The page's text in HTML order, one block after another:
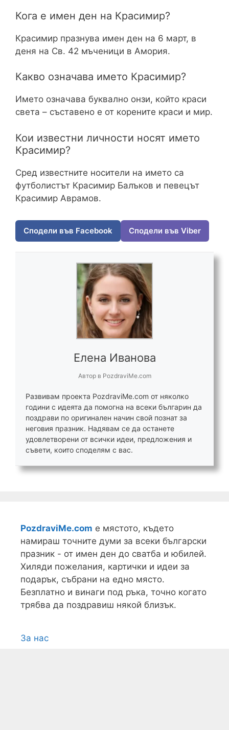
Кога е имен ден на Красимир?
Красимир празнува имен ден на 6 март, в
деня на Св. 42 мъченици в Амория.
Какво означава името Красимир?
Името означава буквално онзи, който краси
света – съставено е от корените краси и мир.
Кои известни личности носят името
Красимир?
Сред известните носители на името са
футболистът Красимир Балъков и певецът
Красимир Аврамов.
Сподели във Facebook Сподели във Viber
Елена Иванова
Автор в PozdraviMe.com
Развивам проекта PozdraviMe.com от няколко
години с идеята да помогна на всеки българин да
поздрави по оригинален начин свой познат за
неговия празник. Надявам се да останете
удовлетворени от всички идеи, предложения и
съвети, които споделям с вас.
PozdraviMe.com е мястото, където
намираш точните думи за всеки български
празник - от имен ден до сватба и юбилей.
Хиляди пожелания, картички и идеи за
подарък, събрани на едно място.
Безплатно и винаги под ръка, точно когато
трябва да поздравиш някой близък.
За нас